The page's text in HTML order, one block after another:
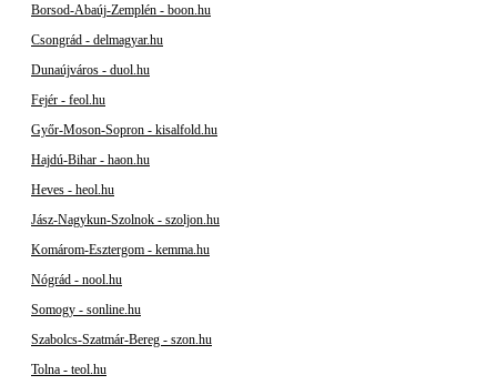
Borsod-Abaúj-Zemplén - boon.hu
Csongrád - delmagyar.hu
Dunaújváros - duol.hu
Fejér - feol.hu
Győr-Moson-Sopron - kisalfold.hu
Hajdú-Bihar - haon.hu
Heves - heol.hu
Jász-Nagykun-Szolnok - szoljon.hu
Komárom-Esztergom - kemma.hu
Nógrád - nool.hu
Somogy - sonline.hu
Szabolcs-Szatmár-Bereg - szon.hu
Tolna - teol.hu